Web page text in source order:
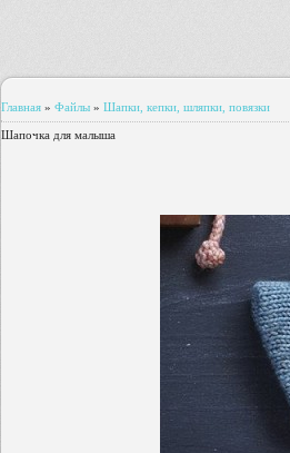
Главная » Файлы » Шапки, кепки, шляпки, повязки
Шапочка для малыша